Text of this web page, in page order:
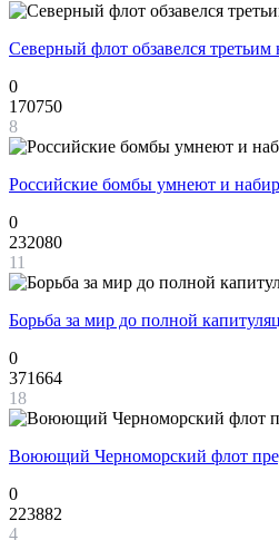
Северный флот обзавелся
0
170750
8
Российские бомбы умнеют и
0
232080
11
Борьба за мир до полной
0
371664
18
Воюющий Черноморский флот
0
223882
4